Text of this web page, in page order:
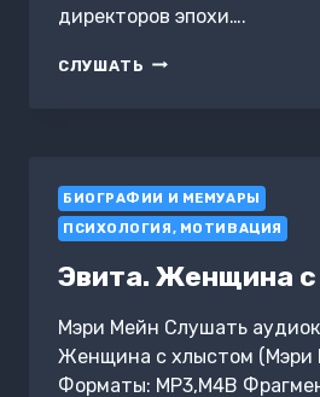
директоров эпохи….
СЛУШАТЬ УМЕНИЕ
15
ЛЕТ
НА
ПОСТУ
ГЛАВЫ
DISNEY
БИОГРАФИИ И МЕМУАРЫ
ПСИХОЛОГИЯ, МОТИВАЦИЯ
Эвита. Женщина
Мэри Мейн Слушать
Женщина с хлыстом (Мэри
Форматы: MP3,M4B